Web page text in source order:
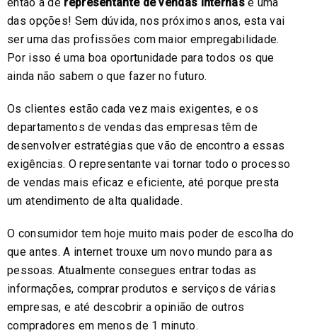
das opções! Sem dúvida, nos próximos anos, esta vai
ser uma das profissões com maior empregabilidade.
Por isso é uma boa oportunidade para todos os que
ainda não sabem o que fazer no futuro.
Os clientes estão cada vez mais exigentes, e os
departamentos de vendas das empresas têm de
desenvolver estratégias que vão de encontro a essas
exigências. O representante vai tornar todo o processo
de vendas mais eficaz e eficiente, até porque presta
um atendimento de alta qualidade.
O consumidor tem hoje muito mais poder de escolha do
que antes. A internet trouxe um novo mundo para as
pessoas. Atualmente consegues entrar todas as
informações, comprar produtos e serviços de várias
empresas, e até descobrir a opinião de outros
compradores em menos de 1 minuto.